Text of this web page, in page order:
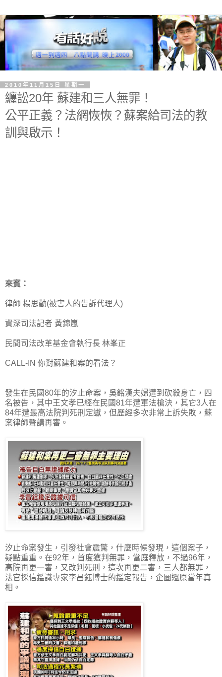
2010年11月15日 星期一
纏訟20年 蘇建和三人無罪！
公平正義？法網恢恢？蘇案給司法的教
訓與啟示！
來賓：
律師 楊思勤(被害人的告訴代理人)
資深司法記者 黃錦嵐
民間司法改革基金會執行長 林峯正
CALL-IN 你對蘇建和案的看法？
發生在民國80年的汐止命案，吳銘漢夫婦遭到砍殺身亡，四
名被告，其中王文孝已經在民國81年遭軍法槍決，其它3人在
84年遭最高法院判死刑定讞，但歷經多次非常上訴失敗，蘇
案律師聲請再審。
汐止命案發生，引發社會震驚，什麼時候發現，這個案子，
疑點重重。在92年，首度獲判無罪，當庭釋放，不過96年，
高院再更一審，又改判死刑，這次再更二審，三人都無罪，
法官採信鑑識專家李昌鈺博士的鑑定報告，企圖還原當年真
相。